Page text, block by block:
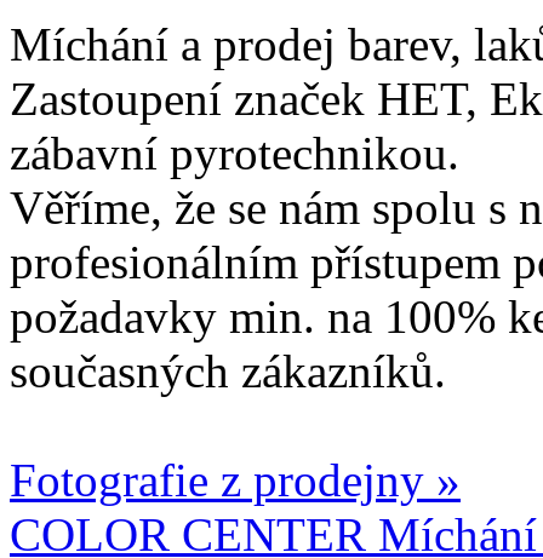
Míchání a prodej barev,
Zastoupení značek HET,
zábavní pyrotechnikou.
Věříme, že se nám spolu s
profesionálním přístupem
požadavky min. na 100%
současných zákazníků.
Fotografie z prodejny »
COLOR CENTER